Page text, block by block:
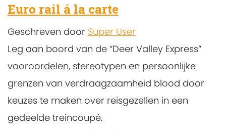
Euro rail á la carte
Geschreven door Super User
Leg aan boord van de “Deer Valley Express”
vooroordelen, stereotypen en persoonlijke
grenzen van verdraagzaamheid blood door
keuzes te maken over reisgezellen in een
gedeelde treincoupé.